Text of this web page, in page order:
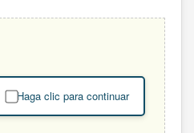
Haga clic para continuar